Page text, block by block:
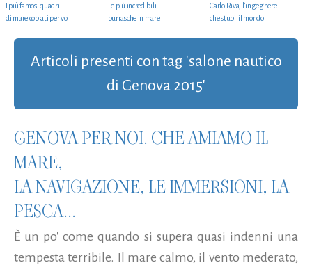
I più famosi quadri
di mare copiati per voi
Le più incredibili
burrasche in mare
Carlo Riva, l’ingegnere
che stupi' il mondo
Articoli presenti con tag 'salone nautico
di Genova 2015'
GENOVA PER NOI. CHE AMIAMO IL
MARE,
LA NAVIGAZIONE, LE IMMERSIONI, LA
PESCA...
È un po' come quando si supera quasi indenni una
tempesta terribile. Il mare calmo, il vento mederato,